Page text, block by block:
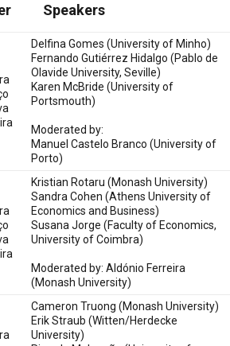
Speakers
Delfina Gomes (University of Minho)
Fernando Gutiérrez Hidalgo (Pablo de
Olavide University, Seville)
Karen McBride (University of
Portsmouth)
Moderated by:
Manuel Castelo Branco (University of
Porto)
Kristian Rotaru (Monash University)
Sandra Cohen (Athens University of
Economics and Business)
Susana Jorge (Faculty of Economics,
University of Coimbra)
Moderated by: Aldónio Ferreira
(Monash University)
Cameron Truong (Monash University)
Erik Straub (Witten/Herdecke
University)